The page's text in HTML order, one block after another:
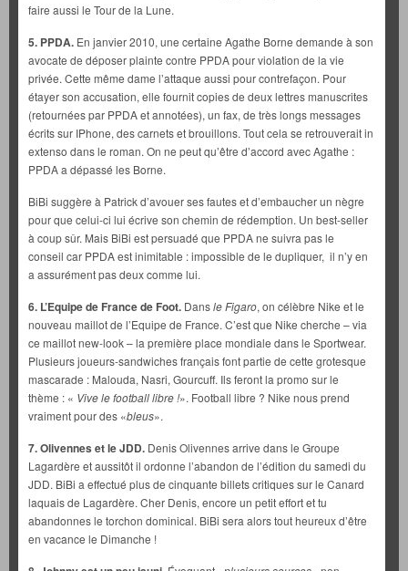
faire aussi le Tour de la Lune.
5. PPDA. En janvier 2010, une certaine Agathe Borne demande à son
avocate de déposer plainte contre PPDA pour violation de la vie
privée. Cette même dame l’attaque aussi pour contrefaçon. Pour
étayer son accusation, elle fournit copies de deux lettres manuscrites
(retournées par PPDA et annotées), un fax, de très longs messages
écrits sur IPhone, des carnets et brouillons. Tout cela se retrouverait in
extenso dans le roman. On ne peut qu’être d’accord avec Agathe :
PPDA a dépassé les Borne.
BiBi suggère à Patrick d’avouer ses fautes et d’embaucher un nègre
pour que celui-ci lui écrive son chemin de rédemption. Un best-seller
à coup sûr. Mais BiBi est persuadé que PPDA ne suivra pas le
conseil car PPDA est inimitable : impossible de le dupliquer, il n’y en
a assurément pas deux comme lui.
6. L’Equipe de France de Foot. Dansle Figaro, on célèbre Nike et le
nouveau maillot de l’Equipe de France. C’est que Nike cherche – via
ce maillot new-look – la première place mondiale dans le Sportwear.
Plusieurs joueurs-sandwiches français font partie de cette grotesque
mascarade : Malouda, Nasri, Gourcuff. Ils feront la promo sur le
thème : « Vive le football libre !». Football libre ? Nike nous prend
vraiment pour des «bleus».
7. Olivennes et le JDD. Denis Olivennes arrive dans le Groupe
Lagardère et aussitôt il ordonne l’abandon de l’édition du samedi du
JDD. BiBi a effectué plus de cinquante billets critiques sur le Canard
laquais de Lagardère. Cher Denis, encore un petit effort et tu
abandonnes le torchon dominical. BiBi sera alors tout heureux d’être
en vacance le Dimanche !